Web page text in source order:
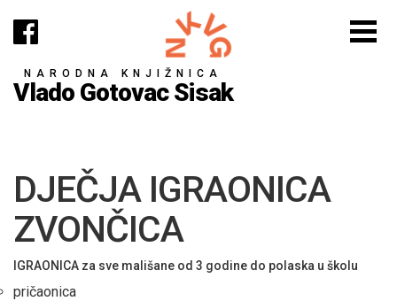
NARODNA KNJIŽNICA
Vlado Gotovac Sisak
DJEČJA IGRAONICA
ZVONČICA
IGRAONICA za sve mališane od 3 godine do polaska u školu
pričaonica